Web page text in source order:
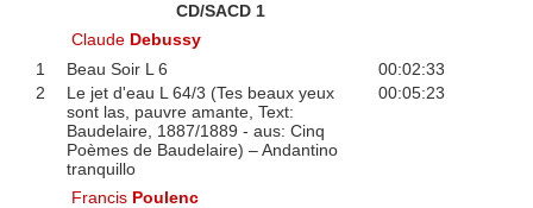
CD/SACD 1
Claude Debussy
1
Beau Soir L 6
00:02:33
2
Le jet d'eau L 64/3 (Tes beaux yeux
sont las, pauvre amante, Text:
Baudelaire, 1887/1889 - aus: Cinq
Poèmes de Baudelaire) – Andantino
tranquillo
00:05:23
Francis Poulenc